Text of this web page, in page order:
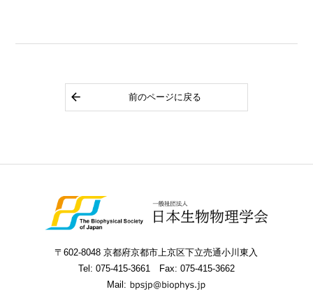
前のページに戻る
〒602-8048 京都府京都市上京区下立売通小川東入
Tel: 075-415-3661
Fax: 075-415-3662
Mail: